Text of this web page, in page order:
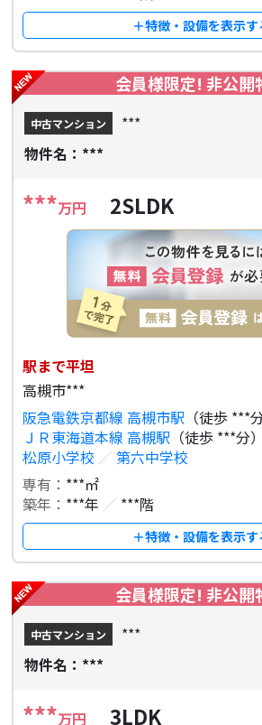
＋特徴・設備を表示す
会員様限定! 非公開
中古マンション
***
物件名：***
***万円 2SLDK
駅まで平坦
高槻市***
阪急電鉄京都線 高槻市駅 （徒歩 ***分
ＪＲ東海道本線 高槻駅 （徒歩 ***分）
松原小学校 ／ 第六中学校
専有： ***㎡
築年： ***年 ／ ***階
＋特徴・設備を表示す
会員様限定! 非公開
中古マンション
***
物件名：***
***万円 3LDK